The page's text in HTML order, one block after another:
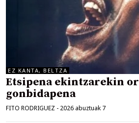
EZ KANTA, BELTZA
Etsipena ekintzarekin
gonbidapena
FITO RODRIGUEZ - 2026 abuztuak 7